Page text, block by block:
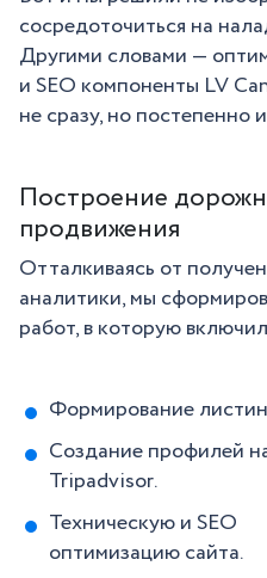
сосредоточиться на
Другими словами —
и SEO компоненты LV
не сразу, но постепенно
Построение
продвижения
Отталкиваясь от
аналитики, мы
работ, в которую
Формирование
Создание профилей
Tripadvisor.
Техническую и SEO
оптимизацию сайта.